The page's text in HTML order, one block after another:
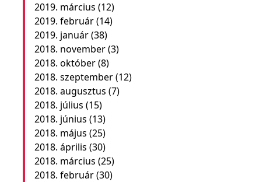
2019. március (12)
2019. február(14)
2019. január(38)
2018. november(3)
2018. október(8)
2018. szeptember(12)
2018. augusztus (7)
2018. július (15)
2018. június (13)
2018. május (25)
2018. április (30)
2018. március (25)
2018. február(30)